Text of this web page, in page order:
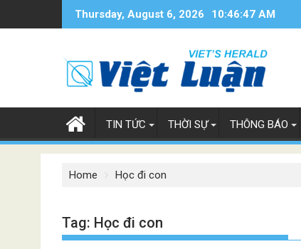
Thursday, August 6, 2026 10:46:47 AM
TIN TỨC THỜI SỰ THÔNG BÁO
Home Học đi con
Tag: Học đi con